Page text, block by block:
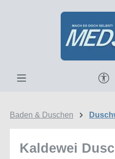
Zum Hauptinhalt springen
Baden & Duschen
Kaldewei